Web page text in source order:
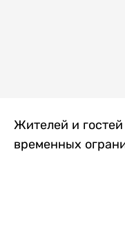
Жителей и
временных